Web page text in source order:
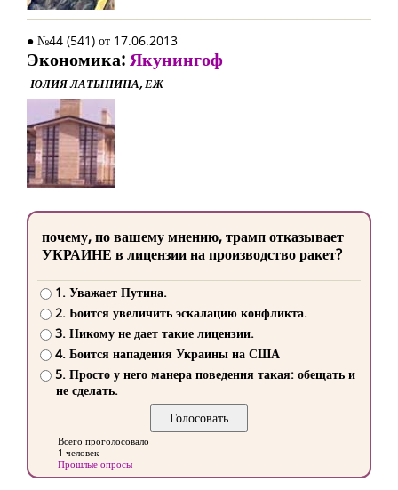
● №44 (541) от 17.06.2013
Экономика:Якунингоф
ЮЛИЯ ЛАТЫНИНА, ЕЖ
почему, по вашему мнению, трамп отказывает
УКРАИНЕ в лицензии на производство ракет?
1. Уважает Путина.
2. Боится увеличить эскалацию конфликта.
3. Никому не дает такие лицензии.
4. Боится нападения Украины на США
5. Просто у него манера поведения такая: обещать и
не сделать.
Всего проголосовало
1 человек
Прошлые опросы